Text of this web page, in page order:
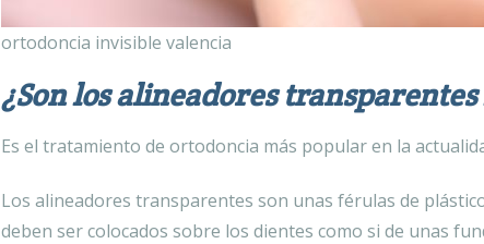
ortodoncia invisible valencia
¿Son los alineadores
Es el tratamiento de ortodoncia más popular en la
Los alineadores transparentes son unas férulas de
deben ser colocados sobre los dientes como si de unas